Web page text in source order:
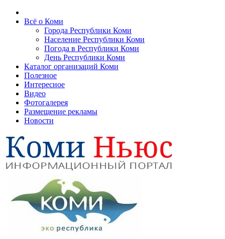
Всё о Коми
Города Республики Коми
Население Республики Коми
Погода в Республики Коми
День Республики Коми
Каталог организаций Коми
Полезное
Интересное
Видео
Фотогалерея
Размещение рекламы
Новости